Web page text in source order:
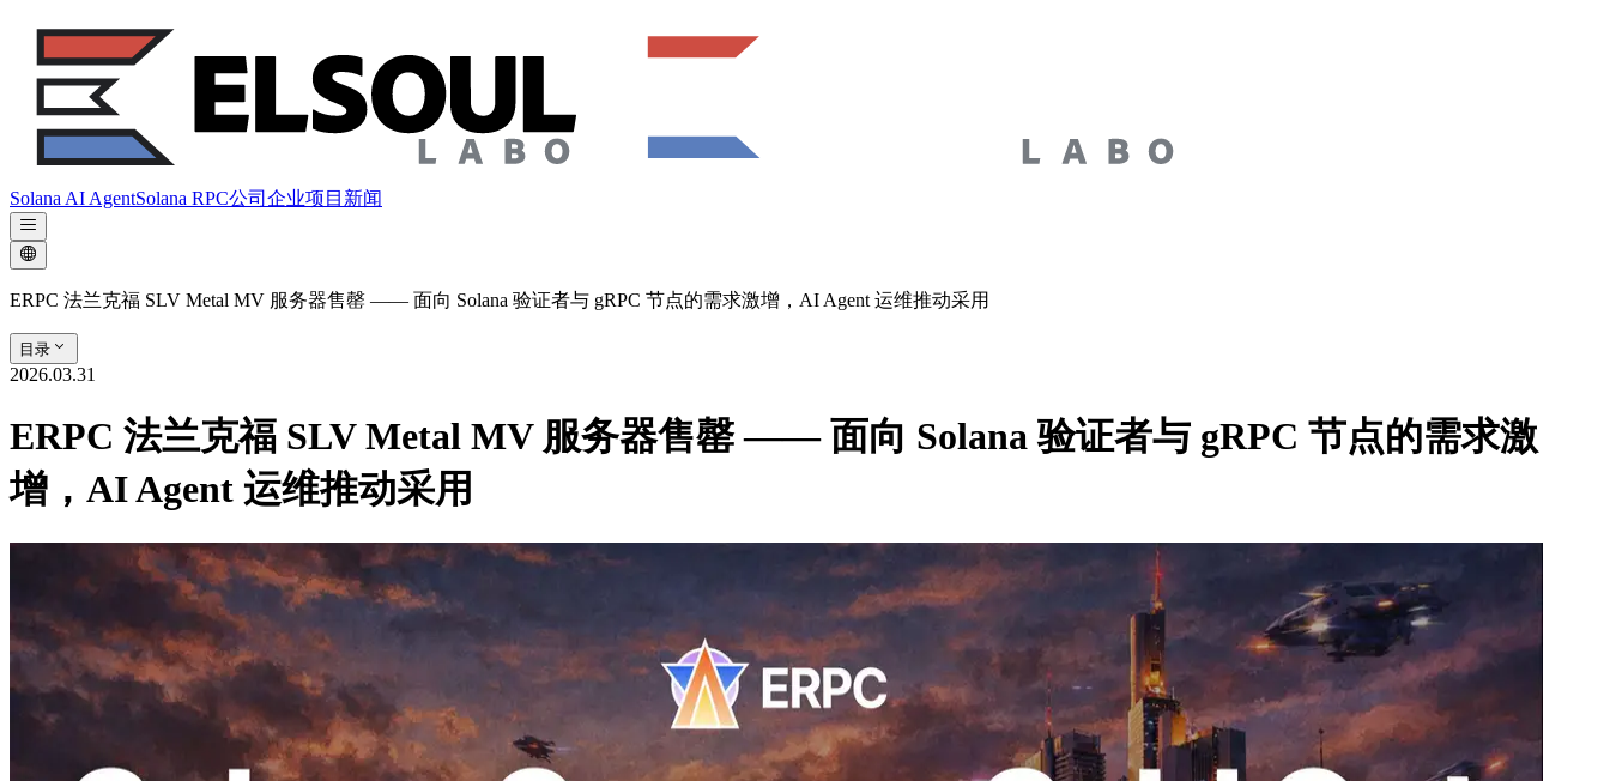
Solana AI AgentSolana RPC公司 企业项目 新闻
ERPC 法兰克福 SLV Metal MV 服务器售罄 —— 面向 Solana 验证者与 gRPC 节点的需求激增，AI Agent 运维推动采用
目录
2026.03.31
ERPC 法兰克福 SLV Metal MV 服务器售罄 —— 面向 Solana 验证者与 gRPC 节点的需求激
增，AI Agent 运维推动采用